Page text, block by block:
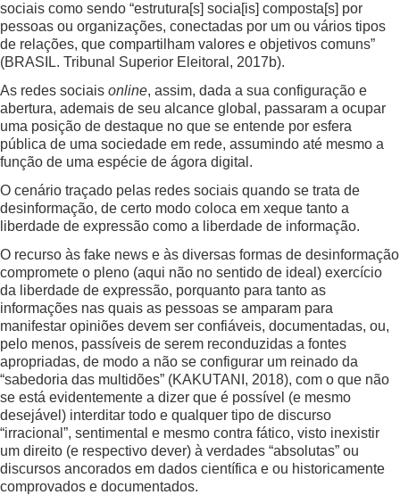
sociais como sendo “estrutura[s] socia[is] composta[s] por
pessoas ou organizações, conectadas por um ou vários tipos
de relações, que compartilham valores e objetivos comuns”
(BRASIL. Tribunal Superior Eleitoral, 2017b).
As redes sociais online, assim, dada a sua configuração e
abertura, ademais de seu alcance global, passaram a ocupar
uma posição de destaque no que se entende por esfera
pública de uma sociedade em rede, assumindo até mesmo a
função de uma espécie de ágora digital.
O cenário traçado pelas redes sociais quando se trata de
desinformação, de certo modo coloca em xeque tanto a
liberdade de expressão como a liberdade de informação.
O recurso às fake news e às diversas formas de desinformação
compromete o pleno (aqui não no sentido de ideal) exercício
da liberdade de expressão, porquanto para tanto as
informações nas quais as pessoas se amparam para
manifestar opiniões devem ser confiáveis, documentadas, ou,
pelo menos, passíveis de serem reconduzidas a fontes
apropriadas, de modo a não se configurar um reinado da
“sabedoria das multidões” (KAKUTANI, 2018), com o que não
se está evidentemente a dizer que é possível (e mesmo
desejável) interditar todo e qualquer tipo de discurso
“irracional”, sentimental e mesmo contra fático, visto inexistir
um direito (e respectivo dever) à verdades “absolutas” ou
discursos ancorados em dados científica e ou historicamente
comprovados e documentados.